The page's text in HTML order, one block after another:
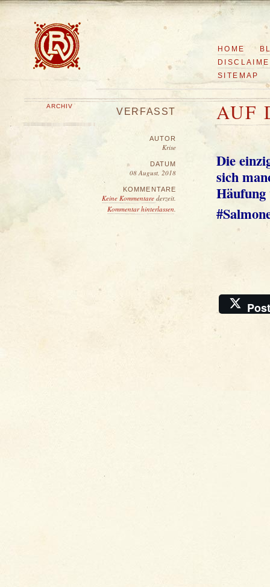
HOME
SITEMAP
ARCHIV
VERFASST
AUTOR
Krise
DATUM
08 August, 2018
KOMMENTARE
Keine Kommentare derzeit.
Kommentar hinterlassen.
AUF
Die
sich
Post